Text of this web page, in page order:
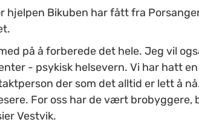
hjelpen Bikuben har fått fra
på å forberede det hele. Jeg vil
- psykisk helsevern. Vi har hatt
der som det alltid er lett å
For oss har de vært
Vestvik.